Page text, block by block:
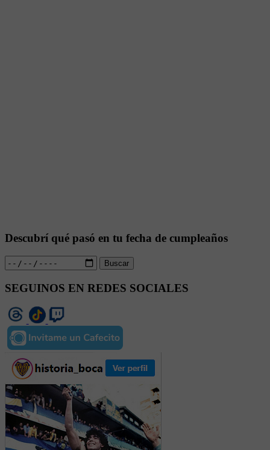
Descubrí qué pasó en tu fecha de cumpleaños
Buscar
SEGUINOS EN REDES SOCIALES